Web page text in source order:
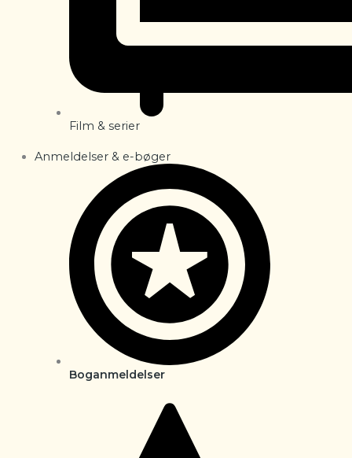
Film & serier
Anmeldelser & e-bøger
Boganmeldelser